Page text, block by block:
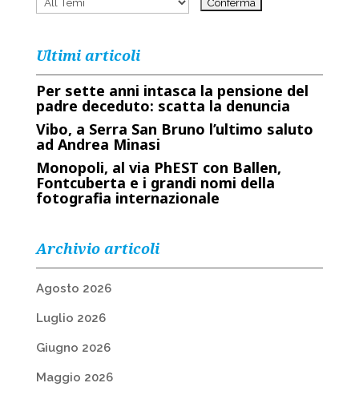
Ultimi articoli
Per sette anni intasca la pensione del
padre deceduto: scatta la denuncia
Vibo, a Serra San Bruno l’ultimo saluto
ad Andrea Minasi
Monopoli, al via PhEST con Ballen,
Fontcuberta e i grandi nomi della
fotografia internazionale
Archivio articoli
Agosto 2026
Luglio 2026
Giugno 2026
Maggio 2026